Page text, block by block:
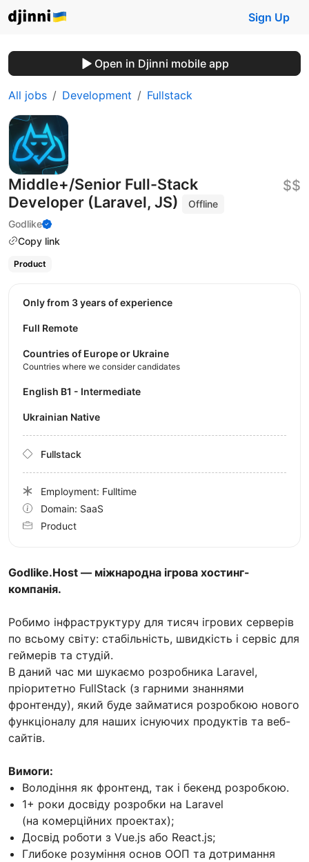
Sign Up
Open in Djinni mobile app
All jobs Development Fullstack
Middle+/Senior Full-Stack
Developer (Laravel, JS)
Offline
Godlike
Copy link
$$
Product
Godlike.Host — міжнародна ігрова хостинг-
компанія.
Робимо інфраструктуру для тисяч ігрових серверів
по всьому світу: стабільність, швидкість і сервіс для
геймерів та студій.
В даний час ми шукаємо розробника Laravel,
пріоритетно FullStack (з гарними знаннями
фронтенду), який буде займатися розробкою нового
функціоналу для наших існуючих продуктів та веб-
сайтів.
Вимоги:
Володіння як фронтенд, так і бекенд розробкою.
1+ роки досвіду розробки на Laravel
(на комерційних проектах);
Досвід роботи з Vue.js або React.js;
Глибоке розуміння основ ООП та дотримання
Only from 3 years of experience
Full Remote
Countries of Europe or Ukraine
Countries where we consider candidates
English B1 - Intermediate
Ukrainian Native
Fullstack
Employment: Fulltime
Domain: SaaS
Product